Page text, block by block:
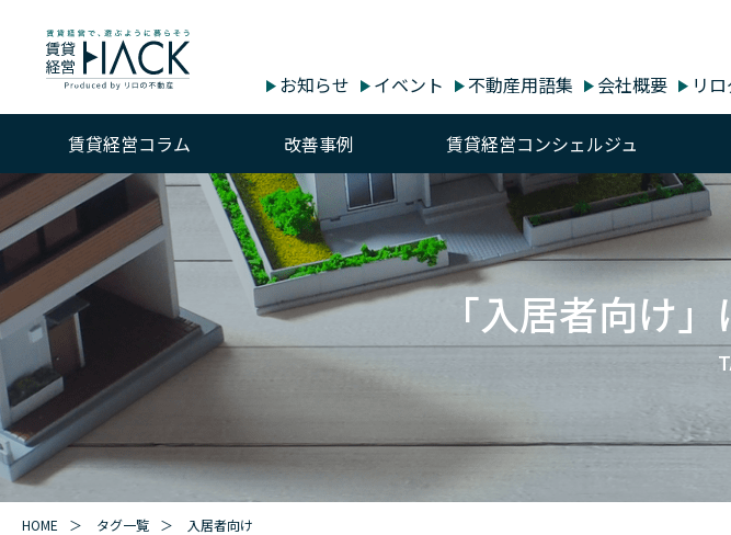
お知らせ イベント 不動産用語集 会社概要 リ
賃貸経営コラム 改善事例 賃貸経営コンシェルジュ
「入居者向け
HOME タグ一覧 入居者向け